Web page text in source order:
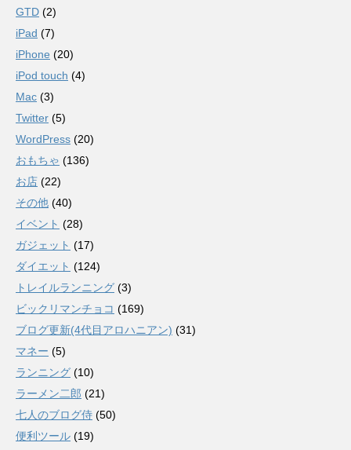
GTD (2)
iPad (7)
iPhone (20)
iPod touch (4)
Mac (3)
Twitter (5)
WordPress (20)
おもちゃ (136)
お店 (22)
その他 (40)
イベント (28)
ガジェット (17)
ダイエット (124)
トレイルランニング (3)
ビックリマンチョコ (169)
ブログ更新(4代目アロハニアン) (31)
マネー (5)
ランニング (10)
ラーメン二郎 (21)
七人のブログ侍 (50)
便利ツール (19)